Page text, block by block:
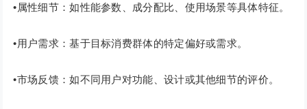
•属性细节：如性能参数、成分配比、使用场景等具体特征。
•用户需求：基于目标消费群体的特定偏好或需求。
•市场反馈：如不同用户对功能、设计或其他细节的评价。